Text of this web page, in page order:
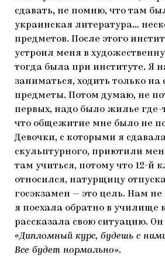
сдавать, не помню, что там
украинская литература…
предметов. После этого
устроил меня в
тогда была при институте. Я
заниматься, ходить только
предметы. Потом думаю, не
первых, надо было жилье где-
что общежитие мне было не
Девочки, с которыми я
скульптурного, приютили
там учиться, потому что 12-й
относился, натурщицу
госэкзамен — это цель. Нам
я поехала обратно в училище
рассказала свою ситуацию. Он
«Дипломный курс, будешь с
Все будет нормально».